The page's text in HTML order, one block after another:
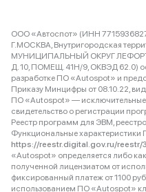
ООО «Автоспот» (ИНН
Г.МОСКВА, Внутригородская
МУНИЦИПАЛЬНЫЙ ОКРУГ
Д. 10, ПОМЕЩ. 41Н/9, ОКВЭД 62.0)
разработке ПО «Autospot» и
Приказу Минцифры от 08.10.22,
ПО «Autospot» —
свидетельство о регистрации
Реестр программ для ЭВМ,
Функциональные
https://reestr.digital.gov.ru/
«Autospot» определяется либо
полученной лицензиатом от
фиксированный платеж от 1100
использованием ПО «Autospot»